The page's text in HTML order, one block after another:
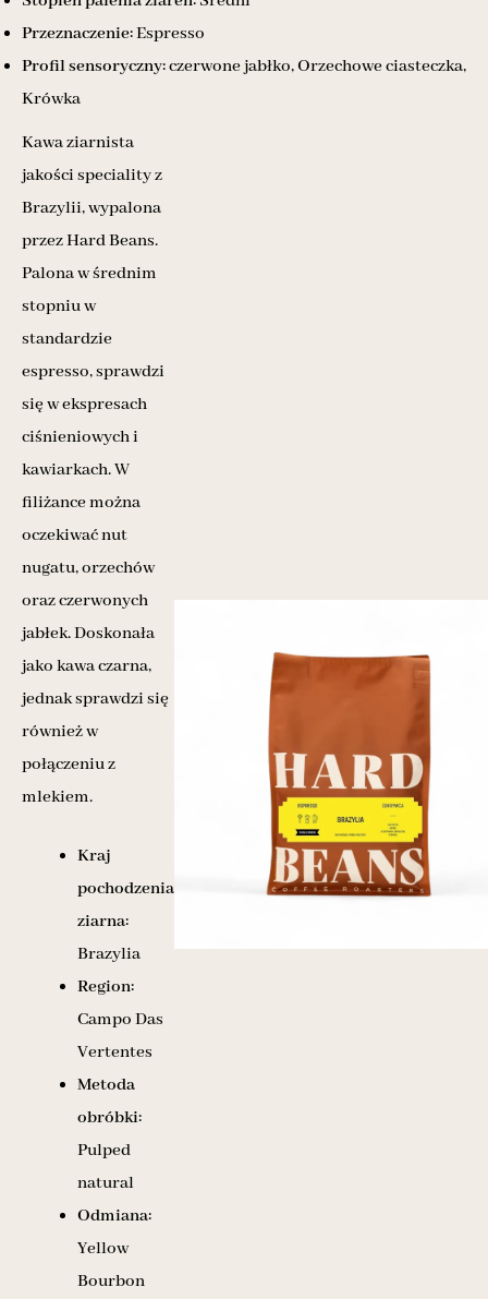
Przeznaczenie:Espresso
Profil sensoryczny:czerwone jabłko, Orzechowe ciasteczka,
Krówka
Kawa ziarnista
jakości speciality z
Brazylii, wypalona
przez Hard Beans.
Palona w średnim
stopniu w
standardzie
espresso, sprawdzi
się w ekspresach
ciśnieniowych i
kawiarkach. W
filiżance można
oczekiwać nut
nugatu, orzechów
oraz czerwonych
jabłek. Doskonała
jako kawa czarna,
jednak sprawdzi się
również w
połączeniu z
mlekiem.
Kraj
pochodzenia
ziarna:
Brazylia
Region:
Campo Das
Vertentes
Metoda
obróbki:
Pulped
natural
Odmiana:
Yellow
Bourbon